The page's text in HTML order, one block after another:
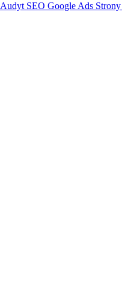
Audyt SEO Google Ads